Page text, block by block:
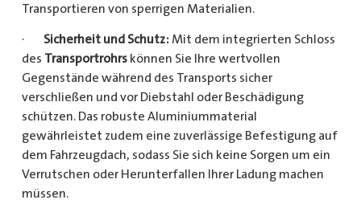
Transportieren von sperrigen Materialien.
· Sicherheit und Schutz: Mit dem integrierten Schloss
des Transportrohrskönnen Sie Ihre wertvollen
Gegenstände während des Transports sicher
verschließen und vor Diebstahl oder Beschädigung
schützen. Das robuste Aluminiummaterial
gewährleistet zudem eine zuverlässige Befestigung auf
dem Fahrzeugdach, sodass Sie sich keine Sorgen um ein
Verrutschen oder Herunterfallen Ihrer Ladung machen
müssen.